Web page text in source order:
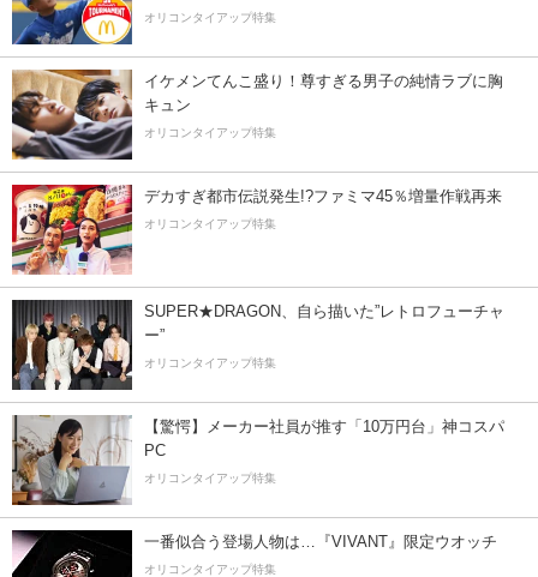
オリコンタイアップ特集
イケメンてんこ盛り！尊すぎる男子の純情ラブに胸
キュン
オリコンタイアップ特集
デカすぎ都市伝説発生!?ファミマ45％増量作戦再来
オリコンタイアップ特集
SUPER★DRAGON、自ら描いた”レトロフューチャ
ー”
オリコンタイアップ特集
【驚愕】メーカー社員が推す「10万円台」神コスパ
PC
オリコンタイアップ特集
一番似合う登場人物は…『VIVANT』限定ウオッチ
オリコンタイアップ特集